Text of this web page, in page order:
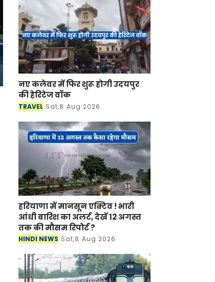
बड़े शौक से पहनती हैं। स
नए कलेवर में फिर शुरू होगी उदयपुर
की हेरिटेज वॉक
TRAVEL Sat,8 Aug 2026
हरियाणा में मानसून एक्टिव ! भारी
आंधी बारिश का अलर्ट, देखें 12 अगस्त
तक की मौसम रिपोर्ट ?
HINDI NEWS Sat,8 Aug 2026